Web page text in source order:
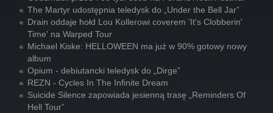
The Martyr udostępnia teledysk do „Under the Bell Jar”
Drain oddaje hołd Lou Kollerowi coverem 'It's Clobberin'
Time' na Warped Tour
Michael Kiske: HELLOWEEN ma już w 90% gotowy nowy
album
Opium - debiutancki teledysk do „Dirge”
REZN - Cycles In The Infinite Dream
Suicide Silence zapowiada jesienną trasę „Reminders Of
Hell Tour”